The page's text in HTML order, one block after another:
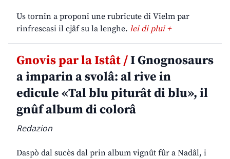
Us tornin a proponi une rubricute di Vielm par
rinfrescasi il cjâf su la lenghe. lei di plui +
Gnovis par la Istât /I Gnognosaurs
a imparin a svolâ: al rive in
edicule «Tal blu piturât di blu», il
gnûf album di colorâ
Redazion
Daspò dal sucès dal prin album vignût fûr a Nadâl, i